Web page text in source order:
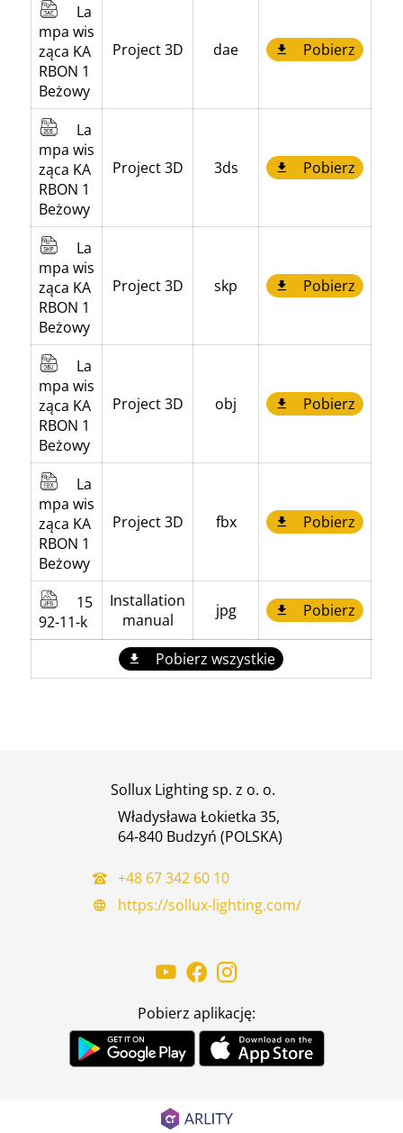
La
mpa wis
ząca KA
RBON 1
Beżowy
Project 3D dae Pobierz
La
mpa wis
ząca KA
RBON 1
Beżowy
Project 3D 3ds Pobierz
La
mpa wis
ząca KA
RBON 1
Beżowy
Project 3D skp Pobierz
La
mpa wis
ząca KA
RBON 1
Beżowy
Project 3D obj Pobierz
La
mpa wis
ząca KA
RBON 1
Beżowy
Project 3D fbx Pobierz
15
92-11-k
Installation
manual
jpg Pobierz
Pobierz wszystkie
Sollux Lighting sp. z o. o.
Władysława Łokietka 35,
64-840 Budzyń (POLSKA)
+48 67 342 60 10
https://sollux-lighting.com/
Pobierz aplikację: